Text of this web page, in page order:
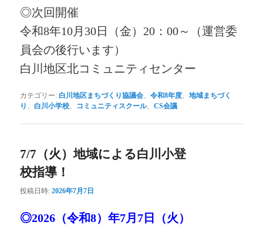
◎次回開催
令和8年10月30日（金）20：00～（運営委
員会の後行います）
白川地区北コミュニティセンター
カテゴリー: 白川地区まちづくり協議会、令和8年度、地域まちづく
り 、 白川小学校、 コミュニティスクール、CS会議
7/7（火）地域による白川小登
校指導！
投稿日時:2026年7月7日
◎2026（令和8）年7月7日（火）